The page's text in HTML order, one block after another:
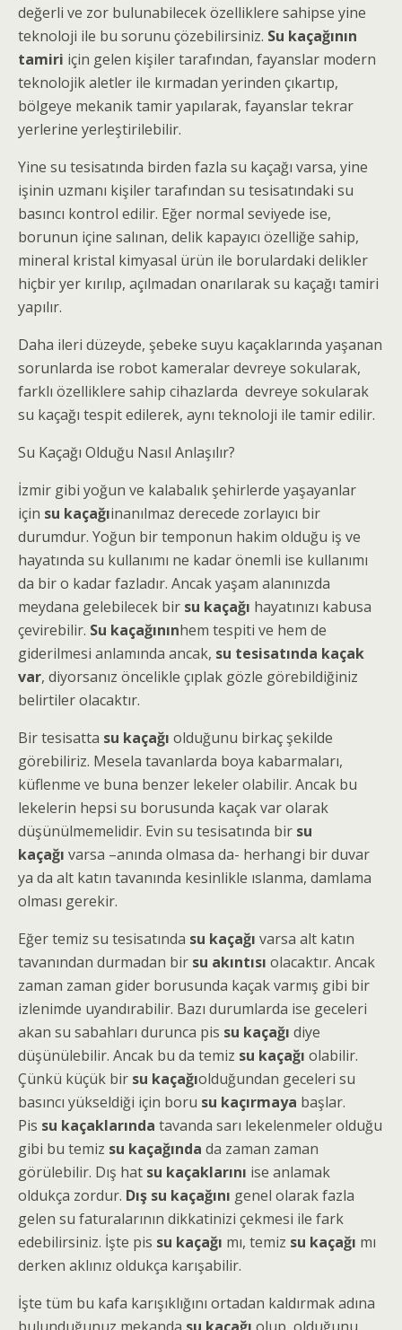
değerli ve zor bulunabilecek özelliklere sahipse yine
teknoloji ile bu sorunu çözebilirsiniz. Su kaçağının
tamiri için gelen kişiler tarafından, fayanslar modern
teknolojik aletler ile kırmadan yerinden çıkartıp,
bölgeye mekanik tamir yapılarak, fayanslar tekrar
yerlerine yerleştirilebilir.
Yine su tesisatında birden fazla su kaçağı varsa, yine
işinin uzmanı kişiler tarafından su tesisatındaki su
basıncı kontrol edilir. Eğer normal seviyede ise,
borunun içine salınan, delik kapayıcı özelliğe sahip,
mineral kristal kimyasal ürün ile borulardaki delikler
hiçbir yer kırılıp, açılmadan onarılarak su kaçağı tamiri
yapılır.
Daha ileri düzeyde, şebeke suyu kaçaklarında yaşanan
sorunlarda ise robot kameralar devreye sokularak,
farklı özelliklere sahip cihazlarda devreye sokularak
su kaçağı tespit edilerek, aynı teknoloji ile tamir edilir.
Su Kaçağı Olduğu Nasıl Anlaşılır?
İzmir gibi yoğun ve kalabalık şehirlerde yaşayanlar
için su kaçağıinanılmaz derecede zorlayıcı bir
durumdur. Yoğun bir temponun hakim olduğu iş ve
hayatında su kullanımı ne kadar önemli ise kullanımı
da bir o kadar fazladır. Ancak yaşam alanınızda
meydana gelebilecek bir su kaçağı hayatınızı kabusa
çevirebilir. Su kaçağınınhem tespiti ve hem de
giderilmesi anlamında ancak, su tesisatında kaçak
var, diyorsanız öncelikle çıplak gözle görebildiğiniz
belirtiler olacaktır.
Bir tesisatta su kaçağı olduğunu birkaç şekilde
görebiliriz. Mesela tavanlarda boya kabarmaları,
küflenme ve buna benzer lekeler olabilir. Ancak bu
lekelerin hepsi su borusunda kaçak var olarak
düşünülmemelidir. Evin su tesisatında bir su
kaçağı varsa –anında olmasa da- herhangi bir duvar
ya da alt katın tavanında kesinlikle ıslanma, damlama
olması gerekir.
Eğer temiz su tesisatında su kaçağı varsa alt katın
tavanından durmadan bir su akıntısı olacaktır. Ancak
zaman zaman gider borusunda kaçak varmış gibi bir
izlenimde uyandırabilir. Bazı durumlarda ise geceleri
akan su sabahları durunca pis su kaçağı diye
düşünülebilir. Ancak bu da temiz su kaçağı olabilir.
Çünkü küçük bir su kaçağıolduğundan geceleri su
basıncı yükseldiği için boru su kaçırmaya başlar.
Pis su kaçaklarında tavanda sarı lekelenmeler olduğu
gibi bu temiz su kaçağında da zaman zaman
görülebilir. Dış hat su kaçaklarını ise anlamak
oldukça zordur. Dış su kaçağını genel olarak fazla
gelen su faturalarının dikkatinizi çekmesi ile fark
edebilirsiniz. İşte pis su kaçağı mı, temiz su kaçağı mı
derken aklınız oldukça karışabilir.
İşte tüm bu kafa karışıklığını ortadan kaldırmak adına